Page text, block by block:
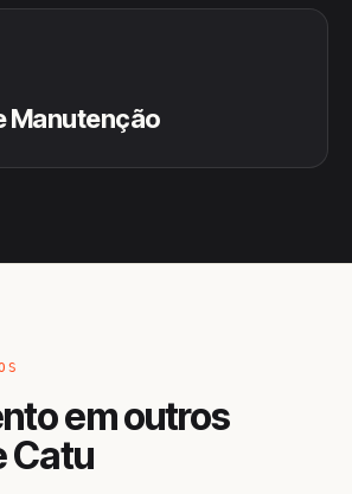
Manutenção
em outros
Catu